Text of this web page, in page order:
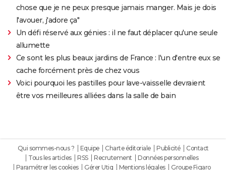
chose que je ne peux presque jamais manger. Mais je dois
l'avouer, j'adore ça"
Un défi réservé aux génies : il ne faut déplacer qu'une seule
allumette
Ce sont les plus beaux jardins de France : l'un d'entre eux se
cache forcément près de chez vous
Voici pourquoi les pastilles pour lave-vaisselle devraient
être vos meilleures alliées dans la salle de bain
Qui sommes-nous ? Equipe Charte éditoriale Publicité
Contact
Tous les articles
RSS Recrutement
Données personnelles
Paramétrer les cookies
Gérer Utiq Mentions légales Groupe Figaro